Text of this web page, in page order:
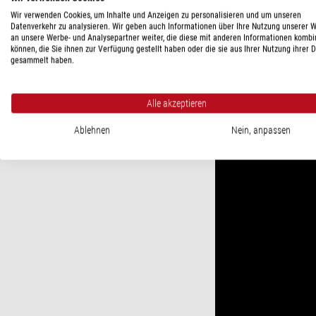
Wir verwenden Cookies, um Inhalte und Anzeigen zu personalisieren und um unseren
Datenverkehr zu analysieren. Wir geben auch Informationen über Ihre Nutzung unserer
an unsere Werbe- und Analysepartner weiter, die diese mit anderen Informationen
können, die Sie ihnen zur Verfügung gestellt haben oder die sie aus Ihrer Nutzung ihrer
gesammelt haben.
Alle akzeptieren
Ablehnen Nein, anpassen